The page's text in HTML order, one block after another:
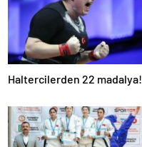
Haltercilerden 22 madalya!